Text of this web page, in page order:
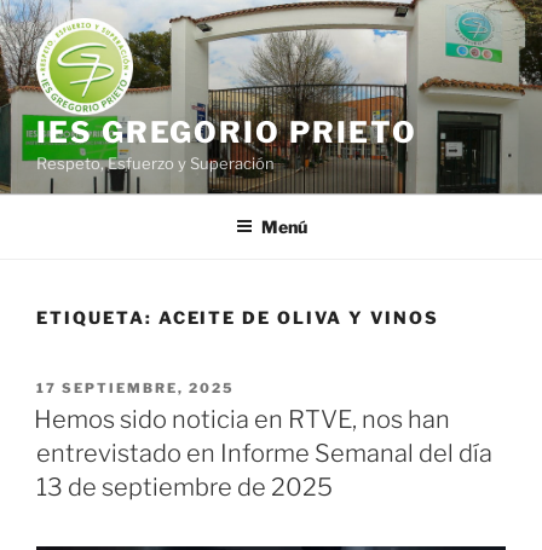
Saltar
al
contenido
IES GREGORIO PRIETO
Respeto, Esfuerzo y Superación
Menú
ETIQUETA: ACEITE DE OLIVA Y VINOS
PUBLICADO
EL
17 SEPTIEMBRE, 2025
Hemos sido noticia en RTVE, nos han
entrevistado en Informe Semanal del día
13 de septiembre de 2025